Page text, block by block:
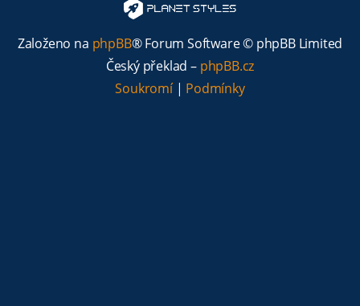
Založeno na phpBB® Forum Software © phpBB Limited
Český překlad – phpBB.cz
Soukromí| Podmínky